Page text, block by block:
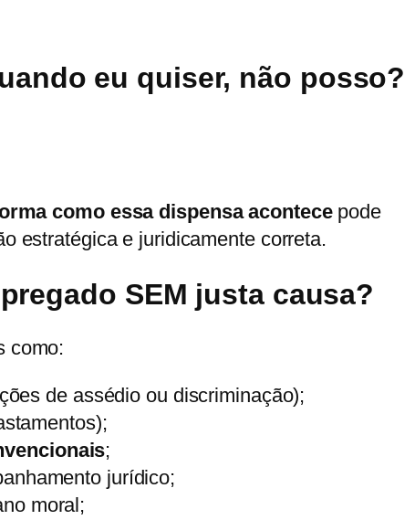
eu quiser, não posso?
como essa dispensa acontecepode
estratégica e juridicamente correta.
SEM justa causa?
como:
de assédio ou discriminação);
;
jurídico;
moral;